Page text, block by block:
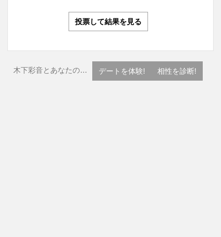
投票して結果を見る
木下彩音とあなたの… デートを体験! 相性を診断!